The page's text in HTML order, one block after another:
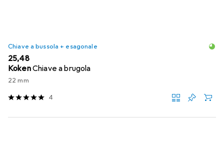
Chiave a bussola + esagonale
EUR
25,48
KokenChiave a brugola
22 mm
4